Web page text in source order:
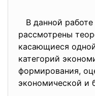
В данной работе
рассмотрены
касающиеся
категорий
формирования,
экономической и